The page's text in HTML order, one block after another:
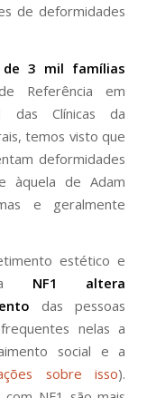
de deformidades
de 3 mil famílias
Referência em
das Clínicas da
temos visto que
deformidades
àquela de Adam
e geralmente
estético e
a NF1 altera
das pessoas
nelas a
social e a
sobre isso).